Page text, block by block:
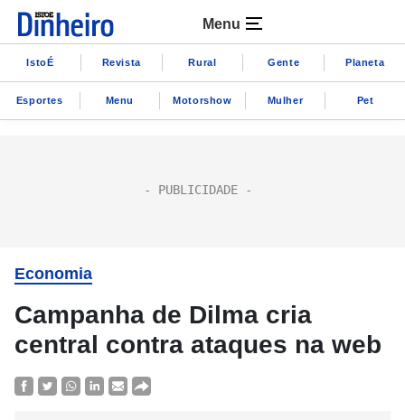
Menu
IstoÉ Revista Rural Gente Planeta
Esportes Menu Motorshow Mulher Pet
Economia
Campanha de Dilma cria
central contra ataques na web